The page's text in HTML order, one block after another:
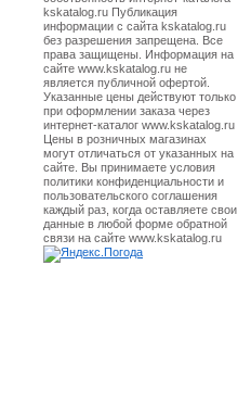
kskatalog.ru Публикация
информации с сайта kskatalog.ru
без разрешения запрещена. Все
права защищены. Информация на
сайте www.kskatalog.ru не
является публичной офертой.
Указанные цены действуют только
при оформлении заказа через
интернет-каталог www.kskatalog.ru
Цены в розничных магазинах
могут отличаться от указанных на
сайте. Вы принимаете условия
политики конфиденциальности и
пользовательского соглашения
каждый раз, когда оставляете свои
данные в любой форме обратной
связи на сайте www.kskatalog.ru